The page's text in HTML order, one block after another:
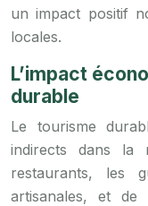
un impact positif
locales.
L’impact
durable
Le tourisme
indirects dans la
restaurants, les
artisanales, et de